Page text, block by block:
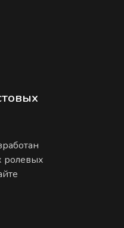
ролевых